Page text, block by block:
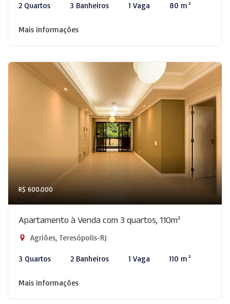
2 Quartos 3 Banheiros 1 Vaga 80 m²
Mais informações
R$ 600.000
Apartamento à Venda com 3 quartos, 110m²
Agriões, Teresópolis-RJ
3 Quartos 2 Banheiros 1 Vaga 110 m²
Mais informações